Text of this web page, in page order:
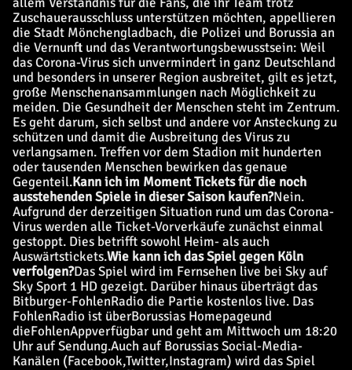
Zuschauerausschluss unterstützen möchten, appellieren
die Stadt Mönchengladbach, die Polizei und Borussia an
die Vernunft und das Verantwortungsbewusstsein: Weil
das Corona-Virus sich unvermindert in ganz Deutschland
und besonders in unserer Region ausbreitet, gilt es jetzt,
große Menschenansammlungen nach Möglichkeit zu
meiden. Die Gesundheit der Menschen steht im Zentrum.
Es geht darum, sich selbst und andere vor Ansteckung zu
schützen und damit die Ausbreitung des Virus zu
verlangsamen. Treffen vor dem Stadion mit hunderten
oder tausenden Menschen bewirken das genaue
Gegenteil.Kann ich im Moment Tickets für die noch
ausstehenden Spiele in dieser Saison kaufen?Nein.
Aufgrund der derzeitigen Situation rund um das Corona-
Virus werden alle Ticket-Vorverkäufe zunächst einmal
gestoppt. Dies betrifft sowohl Heim- als auch
Auswärtstickets.Wie kann ich das Spiel gegen Köln
verfolgen?Das Spiel wird im Fernsehen live bei Sky auf
Sky Sport 1 HD gezeigt. Darüber hinaus überträgt das
Bitburger-FohlenRadio die Partie kostenlos live. Das
FohlenRadio ist überBorussias Homepageund
dieFohlenAppverfügbar und geht am Mittwoch um 18:20
Uhr auf Sendung.Auch auf Borussias Social-Media-
Kanälen (Facebook,Twitter,Instagram) wird das Spiel